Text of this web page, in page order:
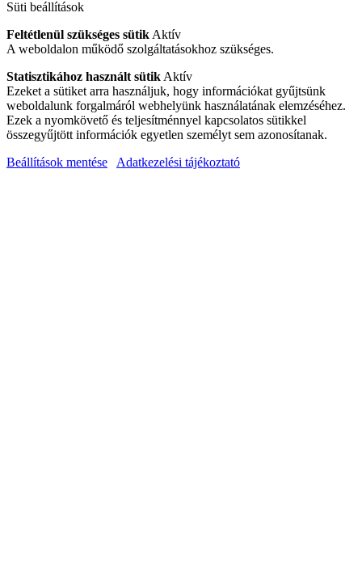
Süti beállítások
Feltétlenül szükséges sütik Aktív
A weboldalon működő szolgáltatásokhoz szükséges.
Statisztikához használt sütik Aktív
Ezeket a sütiket arra használjuk, hogy információkat gyűjtsünk
weboldalunk forgalmáról webhelyünk használatának elemzéséhez.
Ezek a nyomkövető és teljesítménnyel kapcsolatos sütikkel
összegyűjtött információk egyetlen személyt sem azonosítanak.
Beállítások mentése
Adatkezelési tájékoztató